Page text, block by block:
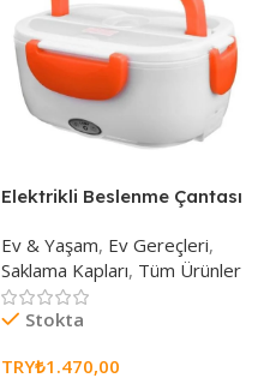
Elektrikli Beslenme Çantası
Ev & Yaşam, Ev Gereçleri,
Saklama Kapları, Tüm Ürünler
Stokta
TRY₺1.470,00